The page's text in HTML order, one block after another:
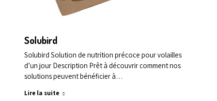
Solubird
Solubird Solution de nutrition précoce pour volailles
d’un jour Description Prêt à découvrir comment nos
solutions peuvent bénéficier à…
Lire la suite